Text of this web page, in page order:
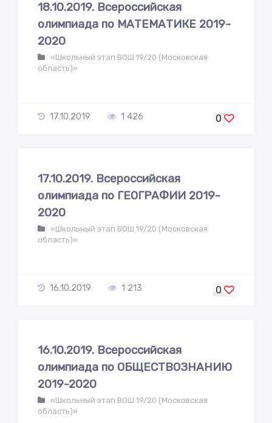
18.10.2019. Всероссийская
олимпиада по МАТЕМАТИКЕ 2019-
2020
«Школьный этап ВОШ 19/20 (Московская
область)»
17.10.2019 1 426 0
17.10.2019. Всероссийская
олимпиада по ГЕОГРАФИИ 2019-
2020
«Школьный этап ВОШ 19/20 (Московская
область)»
16.10.2019 1 213 0
16.10.2019. Всероссийская
олимпиада по ОБЩЕСТВОЗНАНИЮ
2019-2020
«Школьный этап ВОШ 19/20 (Московская
область)»